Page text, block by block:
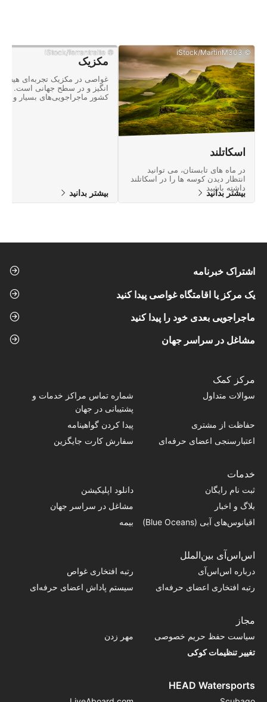
© iStock/MartinM303
اسکاتلند
در ماه های تابستان، می توانید
انتظار دیدن کوسه ها را در اسکاتلند
داشته باشید
بیشتر بدانید
© iStock/ferrantraite
مکزیک
غواصی در مکزیک تجربه‌ای هیجان
انگیز و در سطح جهانی است. این
کشور ماجراجویی‌های بسیار و
بیشتر بدانید
اشتراک خبرنامه
یک مرکز یا اقامتگاه غواصی پیدا کنید
ماجراجویی بعدی خود را پیدا کنید
مشاغل در سراسر جهان
مرکز کمک
سوالات متداول
شماره تماس‌ مراکز خدمات و
پشتیبانی در جهان
حفاظت از مشتری
پیدا کردن گواهینامه
اعتبارسنجی اعضای حرفه‌ای
سفارش کارت جایگزین
خدمات
ثبت نام رایگان
دانلود اپلیکیشن
بلاگ و اخبار
مشاغل در سراسر جهان
اقیانوس‌های آبی (Blue Oceans)
بیمه
اس‌اس‌آی بین‌الملل
درباره اس‌اس‌آی
رتبه افتخاری غواص
رتبه افتخاری اعضای حرفه‌ای
سیستم پاداش اعضای حرفه‌ای
مجاز
سیاست حفظ حریم خصوصی
مهر زدن
تغییر تنظیمات کوکی
HEAD Watersports